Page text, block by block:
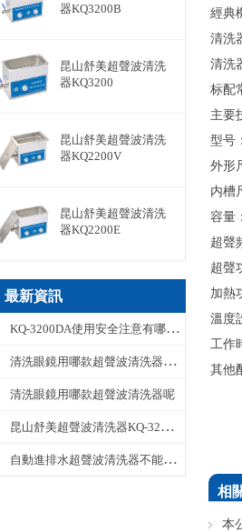
器KQ3200B
昆山舒美超聲波清洗
器KQ3200
昆山舒美超聲波清洗
器KQ2200V
昆山舒美超聲波清洗
器KQ2200E
最新資訊
KQ-3200DA使用安全注意有哪些？
清洗眼鏡用哪款超聲波清洗器呢？
清洗眼鏡用哪款超聲波清洗器呢
昆山舒美超聲波清洗器KQ-3200DA完整參數
自動進排水超聲波清洗器不能自動進水怎麽辦？
經典
清洗
清洗
标配
主要
型号
外
内槽
容量
超聲
超聲
加熱
溫度
工作
其他
相
本